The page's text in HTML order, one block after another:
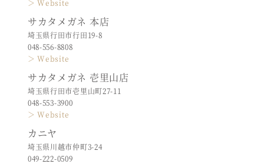
＞ Website
サカタメガネ 本店
埼玉県行田市行田19-8
048-556-8808
＞ Website
サカタメガネ 壱里山店
埼玉県行田市壱里山町27-11
048-553-3900
＞ Website
カニヤ
埼玉県川越市仲町3-24
049-222-0509